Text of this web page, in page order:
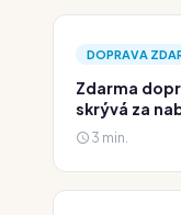
DOPRAVA
Zdarma
skrývá za
3 min.